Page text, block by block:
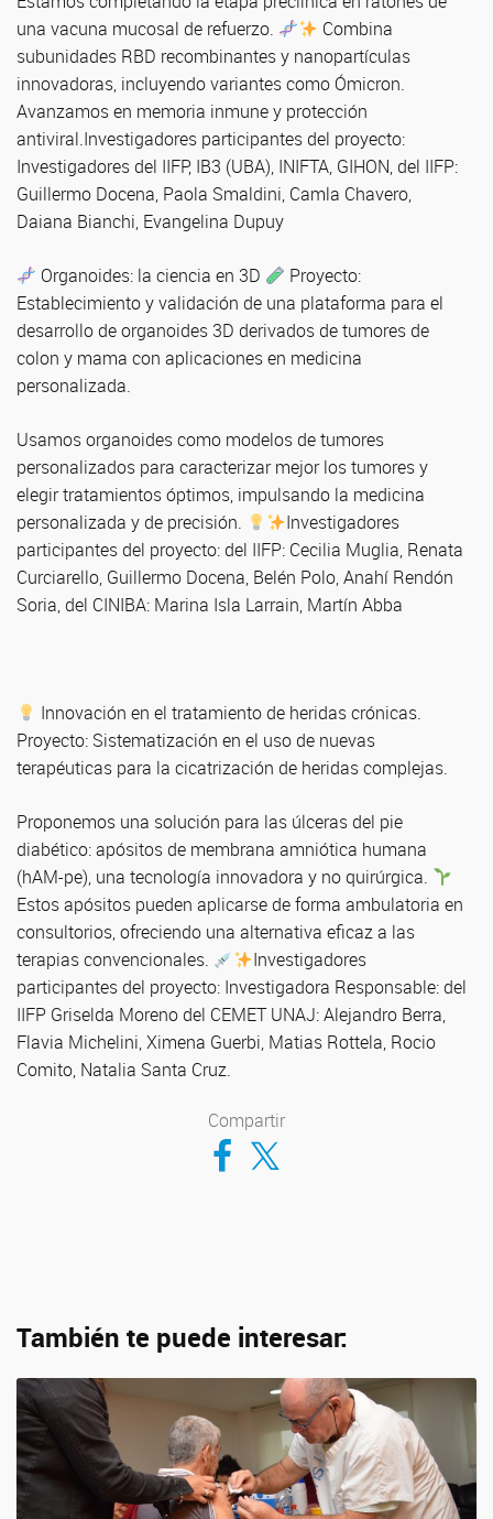
una vacuna mucosal de refuerzo.
Combina
subunidades RBD recombinantes y nanopartículas
innovadoras, incluyendo variantes como Ómicron.
Avanzamos en memoria inmune y protección
antiviral.Investigadores participantes del proyecto:
Investigadores del IIFP, IB3 (UBA), INIFTA, GIHON, del IIFP:
Guillermo Docena, Paola Smaldini, Camla Chavero,
Daiana Bianchi, Evangelina Dupuy
Organoides: la ciencia en 3D
Proyecto:
Establecimiento y validación de una plataforma para el
desarrollo de organoides 3D derivados de tumores de
colon y mama con aplicaciones en medicina
personalizada.
Usamos organoides como modelos de tumores
personalizados para caracterizar mejor los tumores y
elegir tratamientos óptimos, impulsando la medicina
personalizada y de precisión.
Investigadores
participantes del proyecto: del IIFP: Cecilia Muglia, Renata
Curciarello, Guillermo Docena, Belén Polo, Anahí Rendón
Soria, del CINIBA: Marina Isla Larrain, Martín Abba
Innovación en el tratamiento de heridas crónicas.
Proyecto: Sistematización en el uso de nuevas
terapéuticas para la cicatrización de heridas complejas.
Proponemos una solución para las úlceras del pie
diabético: apósitos de membrana amniótica humana
(hAM-pe), una tecnología innovadora y no quirúrgica.
Estos apósitos pueden aplicarse de forma ambulatoria en
consultorios, ofreciendo una alternativa eficaz a las
terapias convencionales.
Investigadores
participantes del proyecto: Investigadora Responsable: del
IIFP Griselda Moreno del CEMET UNAJ: Alejandro Berra,
Flavia Michelini, Ximena Guerbi, Matias Rottela, Rocio
Comito, Natalia Santa Cruz.
Compartir
Compartir en Facebook
Compartir en Twitter
También te puede interesar: